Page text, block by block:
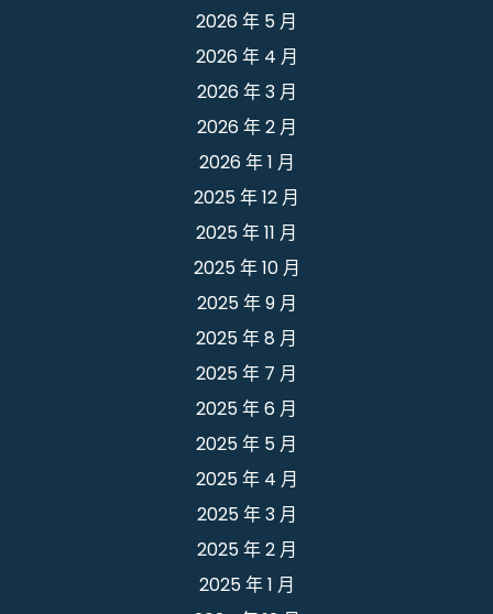
2026 年 5 月
2026 年 4 月
2026 年 3 月
2026 年 2 月
2026 年 1 月
2025 年 12 月
2025 年 11 月
2025 年 10 月
2025 年 9 月
2025 年 8 月
2025 年 7 月
2025 年 6 月
2025 年 5 月
2025 年 4 月
2025 年 3 月
2025 年 2 月
2025 年 1 月